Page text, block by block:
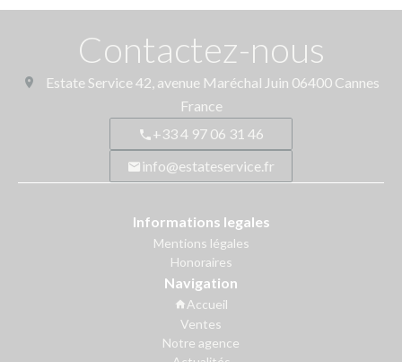
Contactez-nous
Estate Service42, avenue Maréchal Juin 06400 Cannes
France
+33 4 97 06 31 46
info@estateservice.fr
Informations legales
Mentions légales
Honoraires
Navigation
Accueil
Ventes
Notre agence